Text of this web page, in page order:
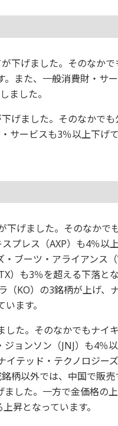
下げました。そのなか
また、一般消費財・サ
ました。
げました。そのなかで
ービスも3％以上下げて
げました。そのなかで
プレス（AXP）も4％以
ブーツ・アライアンス
）も3％を超える下落と
（KO）の3銘柄が上げ、
ます。
た。そのなかでもナイ
ョンソン（JNJ）も4％
イテッド・テクノロジー
柄以外では、中国で販
した。一方で金価格の
昇となっています。